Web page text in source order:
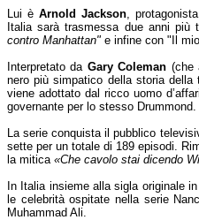
Lui èArnold Jackson,
Italia sarà trasmessa due anni più
contro Manhattan" e infine con "Il
Interpretato da Gary Coleman (che
nero più simpatico della storia
viene adottato dal ricco uomo
governante per lo stesso Drummond.
La serie conquista il pubblico
sette per un totale di 189 episodi.
la mitica «Che cavolo stai dicendo
In Italia insieme alla sigla originale
le celebrità ospitate nella serie
Muhammad Ali.